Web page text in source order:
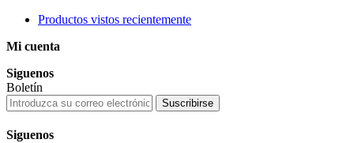
Productos vistos recientemente
Mi cuenta
Siguenos
Boletín
Suscribirse
Siguenos